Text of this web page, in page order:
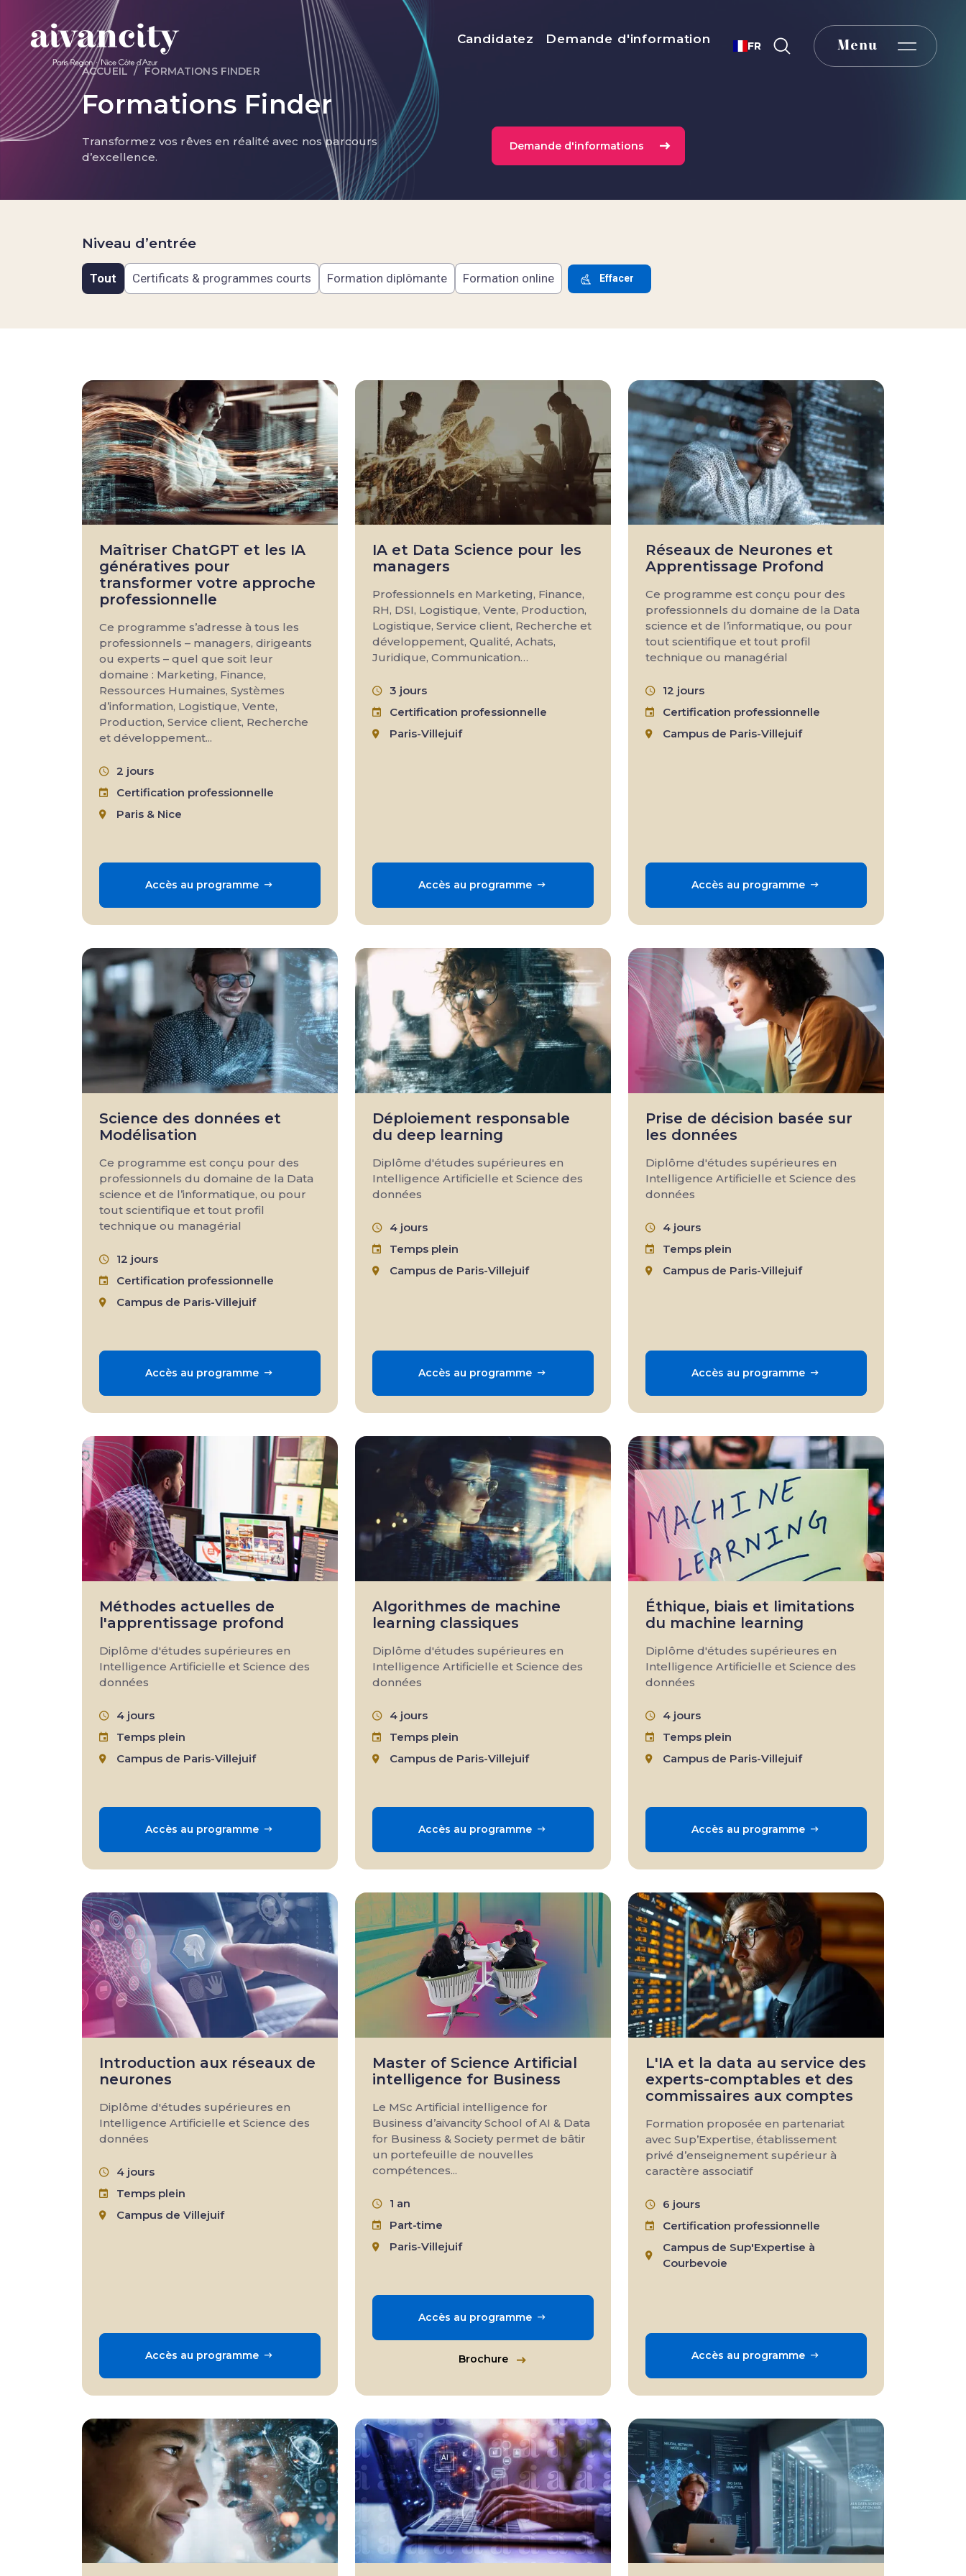
Aller au contenu principal
Menu top
Candidatez Demande d'information FR Menu
Fil d'Ariane
ACCUEIL FORMATIONS FINDER
Formations Finder
Transformez vos rêves en réalité avec nos parcours
d’excellence.
Demande d'informations
Niveau d’entrée
Tout Certificats & programmes courts Formation diplômante Formation online
Maîtriser ChatGPT et les IA
génératives pour
transformer votre approche
professionnelle
Ce programme s’adresse à tous les
professionnels – managers, dirigeants
ou experts – quel que soit leur
domaine : Marketing, Finance,
Ressources Humaines, Systèmes
d’information, Logistique, Vente,
Production, Service client, Recherche
et développement...
2 jours
Certification professionnelle
Paris & Nice
Accès au programme
IA et Data Science pour les
managers
Professionnels en Marketing, Finance,
RH, DSI, Logistique, Vente, Production,
Logistique, Service client, Recherche et
développement, Qualité, Achats,
Juridique, Communication…
3 jours
Certification professionnelle
Paris-Villejuif
Accès au programme
Réseaux de Neurones et
Apprentissage Profond
Ce programme est conçu pour des
professionnels du domaine de la Data
science et de l’informatique, ou pour
tout scientifique et tout profil
technique ou managérial
12 jours
Certification professionnelle
Campus de Paris-Villejuif
Accès au programme
Science des données et
Modélisation
Ce programme est conçu pour des
professionnels du domaine de la Data
science et de l’informatique, ou pour
tout scientifique et tout profil
technique ou managérial
12 jours
Certification professionnelle
Campus de Paris-Villejuif
Accès au programme
Déploiement responsable
du deep learning
Diplôme d'études supérieures en
Intelligence Artificielle et Science des
données
4 jours
Temps plein
Campus de Paris-Villejuif
Accès au programme
Prise de décision basée sur
les données
Diplôme d'études supérieures en
Intelligence Artificielle et Science des
données
4 jours
Temps plein
Campus de Paris-Villejuif
Accès au programme
Méthodes actuelles de
l'apprentissage profond
Diplôme d'études supérieures en
Intelligence Artificielle et Science des
données
4 jours
Temps plein
Campus de Paris-Villejuif
Accès au programme
Algorithmes de machine
learning classiques
Diplôme d'études supérieures en
Intelligence Artificielle et Science des
données
4 jours
Temps plein
Campus de Paris-Villejuif
Accès au programme
Éthique, biais et limitations
du machine learning
Diplôme d'études supérieures en
Intelligence Artificielle et Science des
données
4 jours
Temps plein
Campus de Paris-Villejuif
Accès au programme
Introduction aux réseaux de
neurones
Diplôme d'études supérieures en
Intelligence Artificielle et Science des
données
4 jours
Temps plein
Campus de Villejuif
Accès au programme
Master of Science Artificial
intelligence for Business
Le MSc Artificial intelligence for
Business d’aivancity School of AI & Data
for Business & Society permet de bâtir
un portefeuille de nouvelles
compétences...
1 an
Part-time
Paris-Villejuif
Accès au programme
Brochure
L'IA et la data au service des
experts-comptables et des
commissaires aux comptes
Formation proposée en partenariat
avec Sup’Expertise, établissement
privé d’enseignement supérieur à
caractère associatif
6 jours
Certification professionnelle
Campus de Sup'Expertise à
Courbevoie
Accès au programme